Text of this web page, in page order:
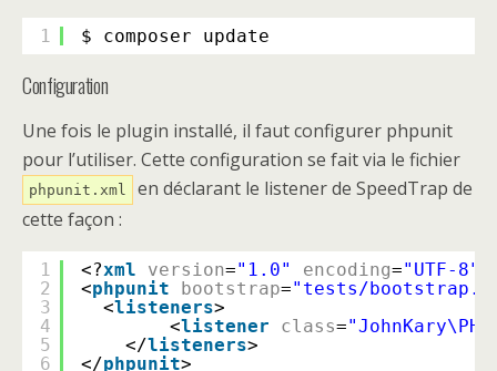
1 $ composer update
Configuration
Une fois le plugin installé, il faut configurer phpunit
pour l’utiliser. Cette configuration se fait via le fichier
phpunit.xml
en déclarant le listener de SpeedTrap de
cette façon :
1
2
3
4
5
6
<?xml version="1.0" encoding="UTF-8"
<phpunit bootstrap="tests/
<listeners>
<listener class=
</listeners>
</phpunit>